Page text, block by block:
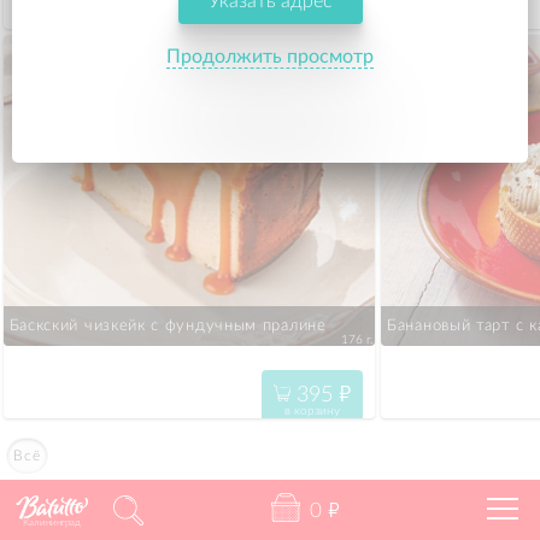
Всё
379
Баскский чизкейк с фундучным пралине
176 г.
395 "
в корзину
Банановый тарт с
Калининград
0 "
Продолжить просмотр